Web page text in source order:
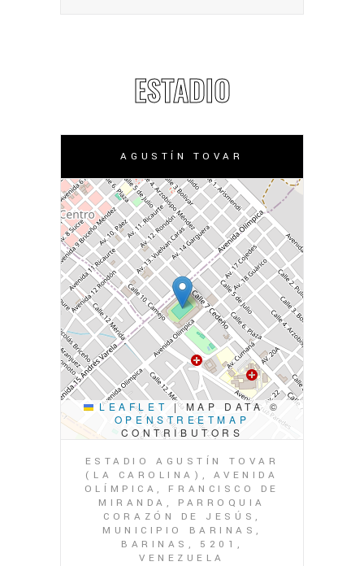
ESTADIO
AGUSTÍN TOVAR
LEAFLET |MAP DATA ©
OPENSTREETMAP
CONTRIBUTORS
ESTADIO AGUSTÍN TOVAR
(LA CAROLINA), AVENIDA
OLÍMPICA, FRANCISCO DE
MIRANDA, PARROQUIA
CORAZÓN DE JESÚS,
MUNICIPIO BARINAS,
BARINAS, 5201,
VENEZUELA